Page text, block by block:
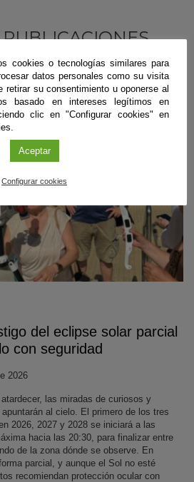
del eclipse solar parcial
con seguridad
2026
las miradas de curiosos y
al cielo. El primero de los tres
2026, 2027 y 2028 se iniciará a las
hacia las 20:30, para finalizar entre
de la zona dónde se observe. En
parcial, y aunque el Sol no esté
recomiendan protección ocular con
cookies o tecnologías similares para
datos personales como su visita
retirar su consentimiento u oponerse al
basado en intereses legítimos en
clic en "Configurar cookies" en
Aceptar
Configurar cookies